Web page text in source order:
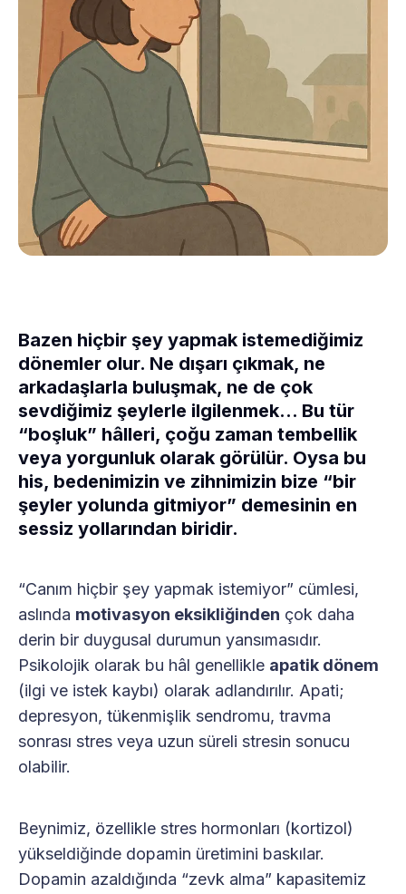
Bazen hiçbir şey yapmak istemediğimiz
dönemler olur. Ne dışarı çıkmak, ne
arkadaşlarla buluşmak, ne de çok
sevdiğimiz şeylerle ilgilenmek… Bu tür
“boşluk” hâlleri, çoğu zaman tembellik
veya yorgunluk olarak görülür. Oysa bu
his, bedenimizin ve zihnimizin bize “bir
şeyler yolunda gitmiyor” demesinin en
sessiz yollarından biridir.
“Canım hiçbir şey yapmak istemiyor” cümlesi,
aslında motivasyon eksikliğinden çok daha
derin bir duygusal durumun yansımasıdır.
Psikolojik olarak bu hâl genellikle apatik dönem
(ilgi ve istek kaybı) olarak adlandırılır. Apati;
depresyon, tükenmişlik sendromu, travma
sonrası stres veya uzun süreli stresin sonucu
olabilir.
Beynimiz, özellikle stres hormonları (kortizol)
yükseldiğinde dopamin üretimini baskılar.
Dopamin azaldığında “zevk alma” kapasitemiz